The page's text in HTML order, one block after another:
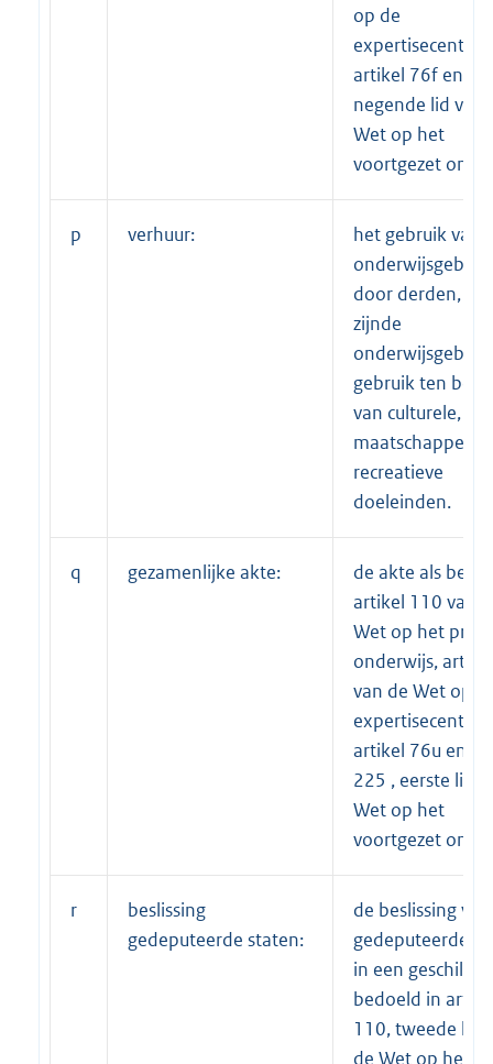
op de
expertisecentra,
artikel 76f en
negende lid van
Wet op het
voortgezet
p verhuur:
het gebruik van
door derden,
zijnde
gebruik ten
van culturele,
recreatieve
doeleinden.
q gezamenlijke akte:
de akte als
artikel 110 van
Wet op het
onderwijs,
van de Wet op
expertisecentra,
artikel 76u en
225 , eerste lid
Wet op het
voortgezet
r
beslissing
gedeputeerde staten:
de beslissing van
gedeputeerde
in een geschil als
bedoeld in
110, tweede lid
de Wet op het